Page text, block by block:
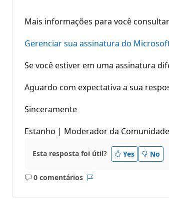
Mais informações para você
Gerenciar sua assinatura do
Se você estiver em uma assinatura
Aguardo com expectativa a sua
Sinceramente
Estanho | Moderador da
Esta resposta foi útil? Yes No
0 comentários
Sem